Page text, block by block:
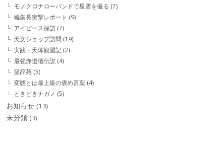
モノクロナローバンドで星雲を撮る (7)
編集長突撃レポート (9)
アイピース探訪 (7)
天文ショップ訪問 (19)
実践・天体観望記 (2)
最強赤道儀伝説 (4)
望辞苑 (3)
変態とは最上級の褒め言葉 (4)
ときどきナガノ (5)
お知らせ (13)
未分類 (3)